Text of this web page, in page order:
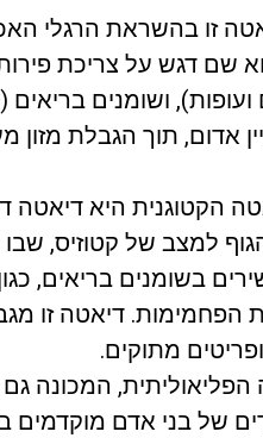
זו בהשראת הרגלי
שם דגש על צריכת
ועופות), ושומנים
אדום, תוך הגבלת מזון
הקטוגנית היא דיאטה
למצב של קטוזיס, שבו
בשומנים בריאים,
דיאטה זו
מתוקים.
הפליאוליתית, המכונה
של בני אדם מוקדמים